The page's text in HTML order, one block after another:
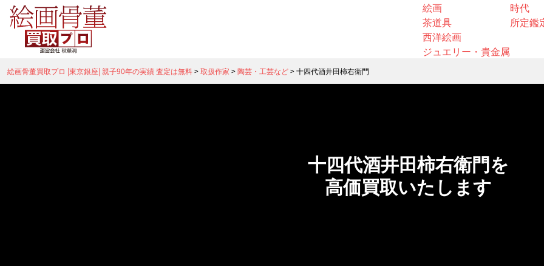
絵画
茶道具
西洋絵画
ジュエリー・貴金属
時代
所定鑑
絵画骨董買取プロ |東京銀座| 親子90年の実績 査定は無料>取扱作家 >陶芸・工芸など>十四代酒井田柿右衛門
十四代酒井田柿右衛門を
高価買取いたします